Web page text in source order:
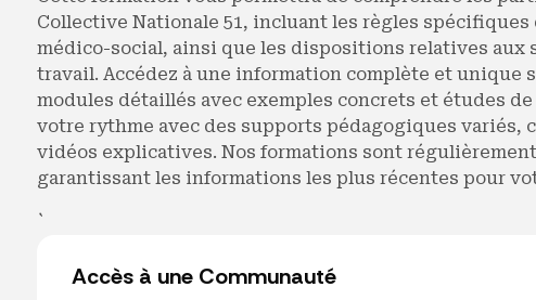
Collective Nationale 51, incluant les règles
médico-social, ainsi que les dispositions relatives aux
travail. Accédez à une information complète et unique
modules détaillés avec exemples concrets et études
votre rythme avec des supports pédagogiques variés,
vidéos explicatives. Nos formations sont
garantissant les informations les plus récentes pour
Accès à une Communauté